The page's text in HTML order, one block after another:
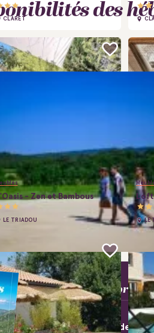
CLARET
- Zen et Bambous
LE TRIADOU
Loft
LE
des
Bureaux
Saint-Clément-de-